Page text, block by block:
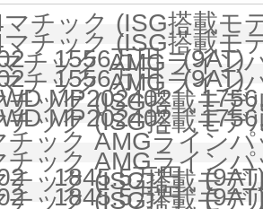
チック (ISG搭載モ
1556万円 (9AT)
チック (ISG搭載モ
1556万円 (9AT)
チック AMGライン
MP202402
チック AMGライン
MP202402
チック (ISG搭載モ
チック (ISG搭載モ
チック AMGライン
1845.5万円
チック AMGライン
1845.5万円
チック (ISG搭載モ
チック (ISG搭載モ